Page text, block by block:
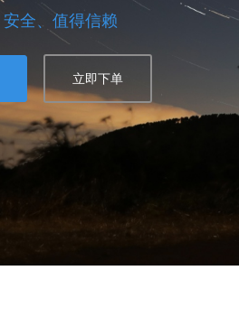
全、值得信赖
立即下单